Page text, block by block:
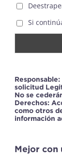
Si
solicitud
No se
Derechos:
como otros
información
Mejor con